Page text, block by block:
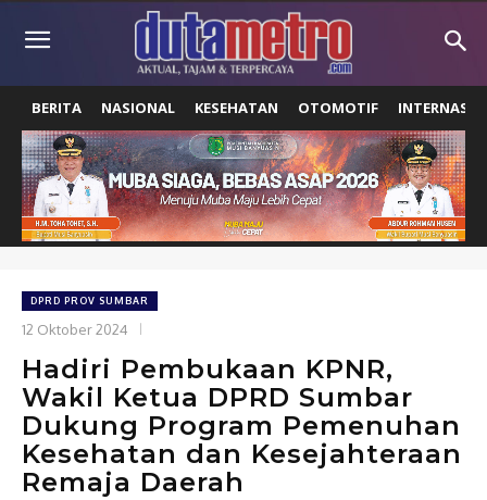
BERITA NASIONAL KESEHATAN OTOMOTIF
DPRD PROV SUMBAR
12 Oktober 2024
Hadiri Pembukaan KPNR,
Wakil Ketua DPRD Sumbar
Dukung Program Pemenuhan
Kesehatan dan Kesejahteraan
Remaja Daerah